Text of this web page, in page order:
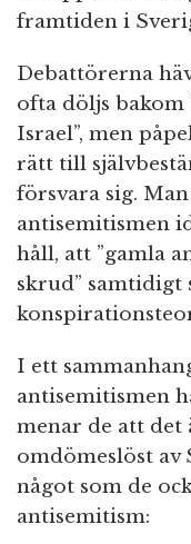
framtiden i
Debattörerna
ofta döljs
Israel”, men
rätt till
försvara sig.
antisemitismen
håll, att ”gamla
skrud” samtidigt
I ett
antisemitismen
menar de att
omdömeslöst av
något som de
antisemitism: